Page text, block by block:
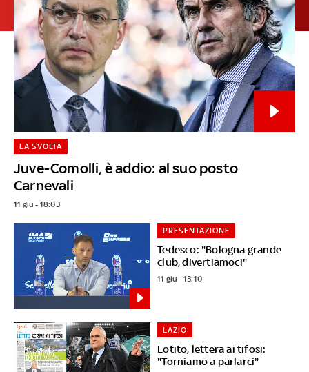
Juve-Comolli, è addio: al suo posto
Carnevali
LA SVOLTA
11 giu - 18:03
Tedesco: "Bologna grande
club, divertiamoci"
PRESENTAZIONE
11 giu - 13:10
Lotito, lettera ai tifosi:
"Torniamo a parlarci"
LAZIO